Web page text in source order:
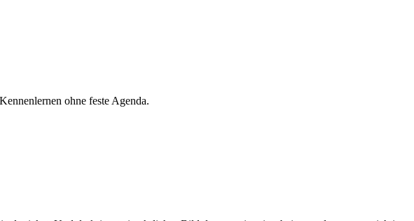
ohne feste Agenda.